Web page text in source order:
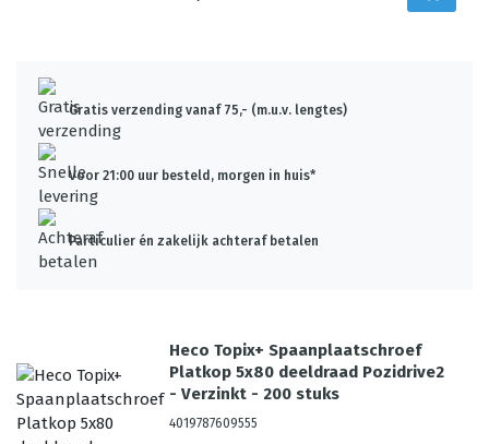
Gratis verzending vanaf 75,- (m.u.v. lengtes)
Voor 21:00 uur besteld, morgen in huis*
Particulier én zakelijk achteraf betalen
Heco Topix+ Spaanplaatschroef
Platkop 5x80 deeldraad Pozidrive2
- Verzinkt - 200 stuks
4019787609555